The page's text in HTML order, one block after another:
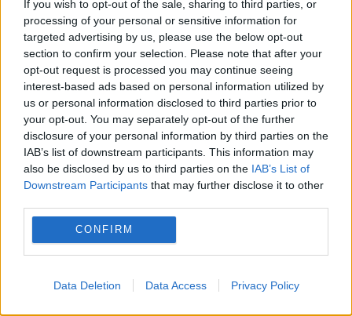
If you wish to opt-out of the sale, sharing to third parties, or
processing of your personal or sensitive information for
targeted advertising by us, please use the below opt-out
section to confirm your selection. Please note that after your
opt-out request is processed you may continue seeing
interest-based ads based on personal information utilized by
us or personal information disclosed to third parties prior to
your opt-out. You may separately opt-out of the further
disclosure of your personal information by third parties on the
IAB’s list of downstream participants. This information may
also be disclosed by us to third parties on the IAB’s List of
Downstream Participants that may further disclose it to other
CONFIRM
Data Deletion Data Access Privacy Policy
Οργανώσεις υπεράσπισης των ανθρωπίνων
δικαιωμάτων, συμπεριλαμβανομένης της
Διεθνούς Αμνηστίας, εκτιμούν ότι το Ιράν είναι η
χώρα που κατατάσσεται δεύτερη ως προς τον
αριθμό των εκτελέσεων θανατοποινιτών
παγκοσμίως, πίσω μόνο από την Κίνα.
Τη Δευτέρα, οι ιρανικές αρχές ανακοίνωσαν την
εκτέλεση φοιτητή αεροναυπηγικής που φερόταν
να κατασκόπευε για τις ισραηλινές και τις
αμερικανικές μυστικές υπηρεσίες.
ΑΠΕ-ΜΠΕ / photo: ΑΠΕ-ΜΠΕ – EPA-EPA